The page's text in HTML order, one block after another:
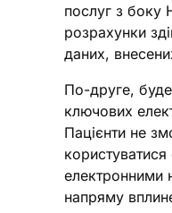
послуг з боку
розрахунки
даних,
По-друге,
ключових
Пацієнти не
електронними
напряму